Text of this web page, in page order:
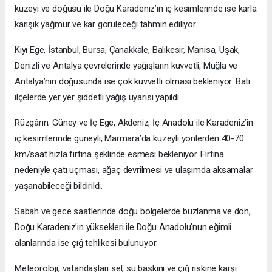
kuzeyi ve doğusu ile Doğu Karadeniz’in iç kesimlerinde ise karla
karışık yağmur ve kar görüleceği tahmin ediliyor.
Kıyı Ege, İstanbul, Bursa, Çanakkale, Balıkesir, Manisa, Uşak,
Denizli ve Antalya çevrelerinde yağışların kuvvetli, Muğla ve
Antalya’nın doğusunda ise çok kuvvetli olması bekleniyor. Batı
ilçelerde yer yer şiddetli yağış uyarısı yapıldı.
Rüzgârın; Güney ve İç Ege, Akdeniz, İç Anadolu ile Karadeniz’in
iç kesimlerinde güneyli, Marmara’da kuzeyli yönlerden 40-70
km/saat hızla fırtına şeklinde esmesi bekleniyor. Fırtına
nedeniyle çatı uçması, ağaç devrilmesi ve ulaşımda aksamalar
yaşanabileceği bildirildi.
Sabah ve gece saatlerinde doğu bölgelerde buzlanma ve don,
Doğu Karadeniz’in yüksekleri ile Doğu Anadolu’nun eğimli
alanlarında ise çığ tehlikesi bulunuyor.
Meteoroloji, vatandaşları sel, su baskını ve çığ riskine karşı